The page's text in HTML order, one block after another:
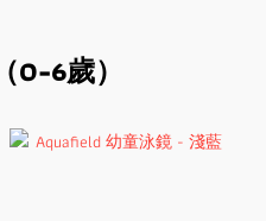
0-6歲）